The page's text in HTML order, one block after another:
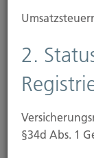
Online-
Einkauf
Online-
Internet...
2.
§34d Abs. 1